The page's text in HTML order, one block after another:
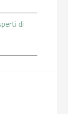
di